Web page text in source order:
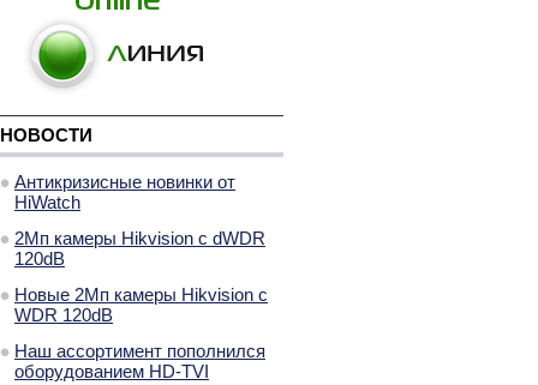
НОВОСТИ
Антикризисные новинки от
HiWatch
2Мп камеры Hikvision с dWDR
120dB
Новые 2Мп камеры Hikvision с
WDR 120dB
Наш ассортимент пополнился
оборудованием HD-TVI